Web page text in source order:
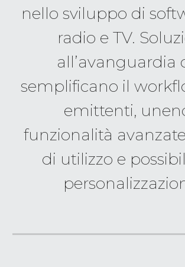
nello sviluppo di
radio e TV.
all’avanguardia
semplificano il
emittenti,
funzionalità
di utilizzo e